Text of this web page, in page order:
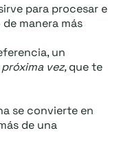
para procesar e
manera más
un
vez,que te
se convierte en
de una